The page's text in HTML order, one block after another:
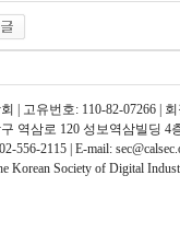
| 고유번호: 110-82-07266 |
역삼로 120 성보역삼빌딩
556-2115 | E-mail:
Korean Society of Digital